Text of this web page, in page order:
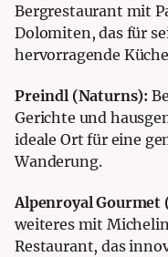
Bergrestaurant mit
Dolomiten, das für
hervorragende
Preindl (Naturns):
Gerichte und
ideale Ort für eine
Wanderung.
Alpenroyal Gourmet
weiteres mit
Restaurant, das